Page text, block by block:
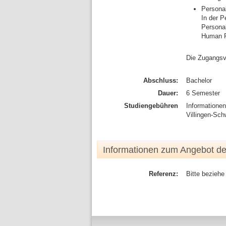
In der
Human
Die
Abschluss:
Bachelor
Dauer:
6 Semester
Studiengebühren
Villingen-
Informationen zum Angebot
Referenz: Bitte